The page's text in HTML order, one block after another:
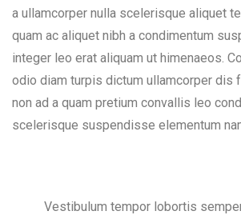
a ullamcorper nulla scelerisque aliquet
quam ac aliquet nibh a condimentum
integer leo erat aliquam ut himenaeos.
odio diam turpis dictum ullamcorper dis
non ad a quam pretium convallis leo
scelerisque suspendisse elementum
Vestibulum tempor lobortis